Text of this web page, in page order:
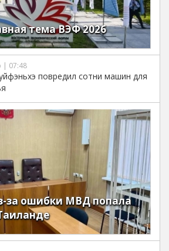
тема ВЭФ 2026
| 07:48
повредил сотни машин для
за ошибки МВД попала